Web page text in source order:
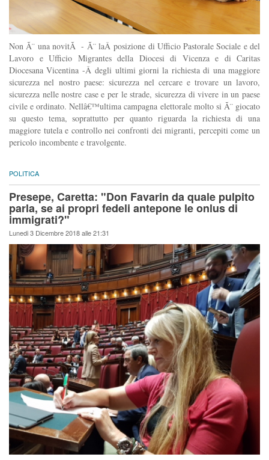
Non Ã¨ una novitÃ - Ã¨ laÂ posizione di Ufficio Pastorale Sociale e del
Lavoro e Ufficio Migrantes della Diocesi di Vicenza e di Caritas
Diocesana Vicentina -Â degli ultimi giorni la richiesta di una maggiore
sicurezza nel nostro paese: sicurezza nel cercare e trovare un lavoro,
sicurezza nelle nostre case e per le strade, sicurezza di vivere in un paese
civile e ordinato. Nellâ€™ultima campagna elettorale molto si Ã¨ giocato
su questo tema, soprattutto per quanto riguarda la richiesta di una
maggiore tutela e controllo nei confronti dei migranti, percepiti come un
pericolo incombente e travolgente.
POLITICA
Presepe, Caretta: "Don Favarin da quale pulpito
parla, se ai propri fedeli antepone le onlus di
immigrati?"
Lunedi 3 Dicembre 2018 alle 21:31